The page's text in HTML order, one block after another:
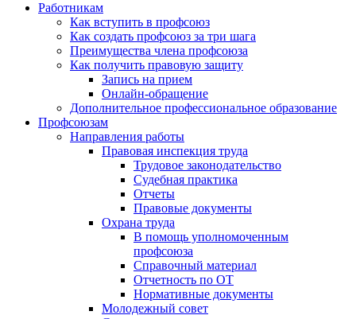
Работникам
Как вступить в профсоюз
Как создать профсоюз за три шага
Преимущества члена профсоюза
Как получить правовую защиту
Запись на прием
Онлайн-обращение
Дополнительное профессиональное образование
Профсоюзам
Направления работы
Правовая инспекция труда
Трудовое законодательство
Судебная практика
Отчеты
Правовые документы
Охрана труда
В помощь уполномоченным
профсоюза
Справочный материал
Отчетность по ОТ
Нормативные документы
Молодежный совет